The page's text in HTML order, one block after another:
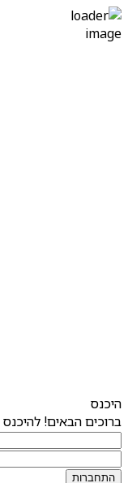
היכנס
ברוכים הבאים!